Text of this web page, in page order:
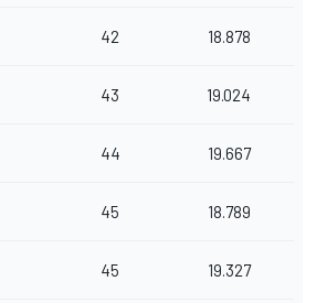
42 18.878
43 19.024
44 19.667
45 18.789
45 19.327